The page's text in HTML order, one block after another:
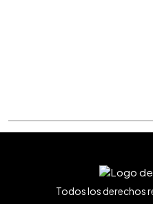
Todos los derechos